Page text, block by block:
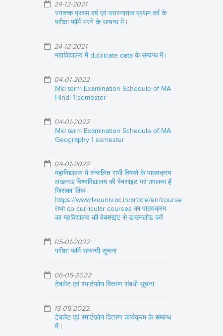
24-12-2021
स्नातक प्रथम वर्ष एवं परास्नातक प्रथम वर्ष के
परीक्षा फॉर्म भरने के सम्बन्ध में |
24-12-2021
महाविद्यालय में dublicate data के सम्बन्ध में |
04-01-2022
Mid term Examination Schedule of MA
Hindi 1 semester
04-01-2022
Mid term Examination Schedule of MA
Geography 1 semester
04-01-2022
महाविद्यालय में संचालित सभी विषयों के पाठयक्रय
लखनऊ विश्वविद्यालय की वेबसाइट पर उपलब्ध हैं
जिसका लिंक
https://www.lkouniv.ac.in/article/en/course
तथा co curricular courses का पाठयक्रम
का महविद्यालय की वेबसाइट से डाउनलोड करें
05-01-2022
परीक्षा फॉर्म सम्बन्धी सूचना
06-05-2022
टेबलेट एवं स्मार्टफोन वितरण संबधी सूचना
13-05-2022
टेबलेट एवं स्मार्टफ़ोन वितरण कार्यक्रम के सम्बन्ध
में |